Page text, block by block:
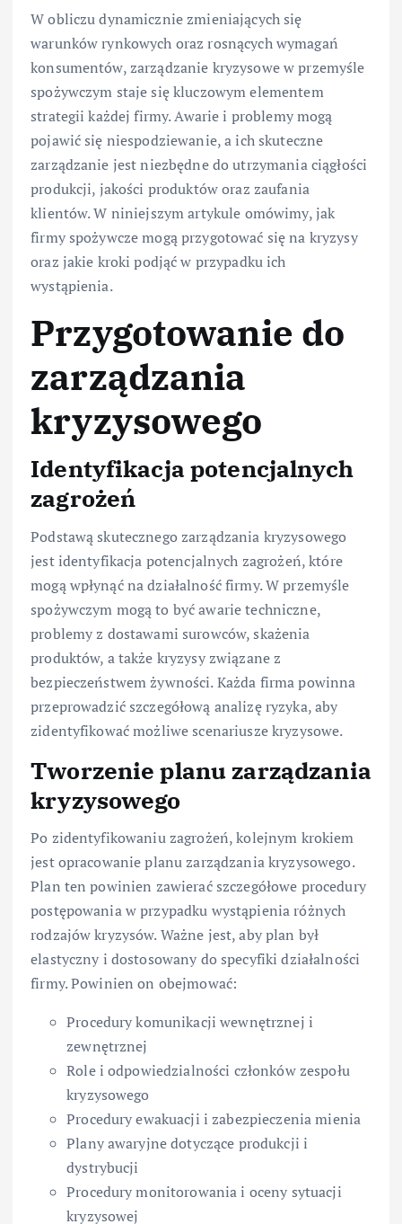
W obliczu dynamicznie zmieniających się
warunków rynkowych oraz rosnących wymagań
konsumentów, zarządzanie kryzysowe w przemyśle
spożywczym staje się kluczowym elementem
strategii każdej firmy. Awarie i problemy mogą
pojawić się niespodziewanie, a ich skuteczne
zarządzanie jest niezbędne do utrzymania ciągłości
produkcji, jakości produktów oraz zaufania
klientów. W niniejszym artykule omówimy, jak
firmy spożywcze mogą przygotować się na kryzysy
oraz jakie kroki podjąć w przypadku ich
wystąpienia.
Przygotowanie do
zarządzania
kryzysowego
Identyfikacja potencjalnych
zagrożeń
Podstawą skutecznego zarządzania kryzysowego
jest identyfikacja potencjalnych zagrożeń, które
mogą wpłynąć na działalność firmy. W przemyśle
spożywczym mogą to być awarie techniczne,
problemy z dostawami surowców, skażenia
produktów, a także kryzysy związane z
bezpieczeństwem żywności. Każda firma powinna
przeprowadzić szczegółową analizę ryzyka, aby
zidentyfikować możliwe scenariusze kryzysowe.
Tworzenie planu zarządzania
kryzysowego
Po zidentyfikowaniu zagrożeń, kolejnym krokiem
jest opracowanie planu zarządzania kryzysowego.
Plan ten powinien zawierać szczegółowe procedury
postępowania w przypadku wystąpienia różnych
rodzajów kryzysów. Ważne jest, aby plan był
elastyczny i dostosowany do specyfiki działalności
firmy. Powinien on obejmować:
Procedury komunikacji wewnętrznej i
zewnętrznej
Role i odpowiedzialności członków zespołu
kryzysowego
Procedury ewakuacji i zabezpieczenia mienia
Plany awaryjne dotyczące produkcji i
dystrybucji
Procedury monitorowania i oceny sytuacji
kryzysowej